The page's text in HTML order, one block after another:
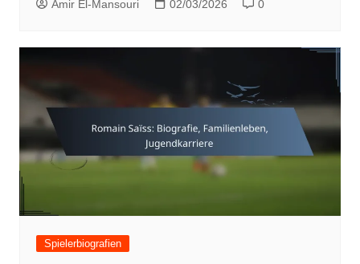
Amir El-Mansouri 02/03/2026 0
Spielerbiografien